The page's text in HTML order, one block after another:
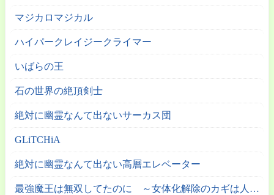
マジカロマジカル
ハイパークレイジークライマー
いばらの王
石の世界の絶頂剣士
絶対に幽霊なんて出ないサーカス団
GLiTCHiA
絶対に幽霊なんて出ない高層エレベーター
最強魔王は無双してたのに ～女体化解除のカギは人助けの旅でした～